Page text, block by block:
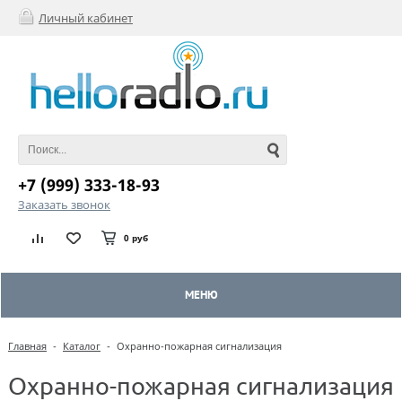
Личный кабинет
+7 (999) 333-18-93
Заказать звонок
0 руб
МЕНЮ
Главная - Каталог - Охранно-пожарная сигнализация
Охранно-пожарная сигнализация